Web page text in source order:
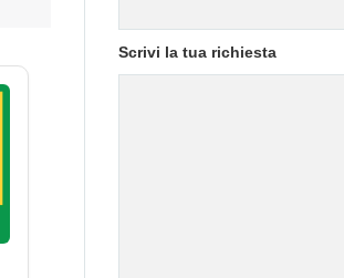
Scrivi la tua richiesta